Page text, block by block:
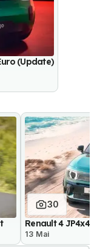
(Update)
30
Renault 4 JP4x4
13 Mai